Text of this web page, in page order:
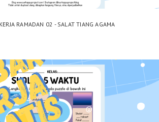
RAMADAN 02 - SALAT TIANG AGAMA